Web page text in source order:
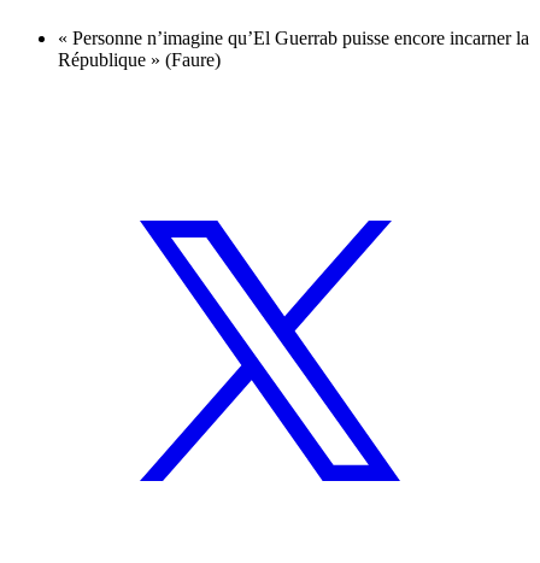
« Personne n’imagine qu’El Guerrab puisse encore incarner la
République » (Faure)